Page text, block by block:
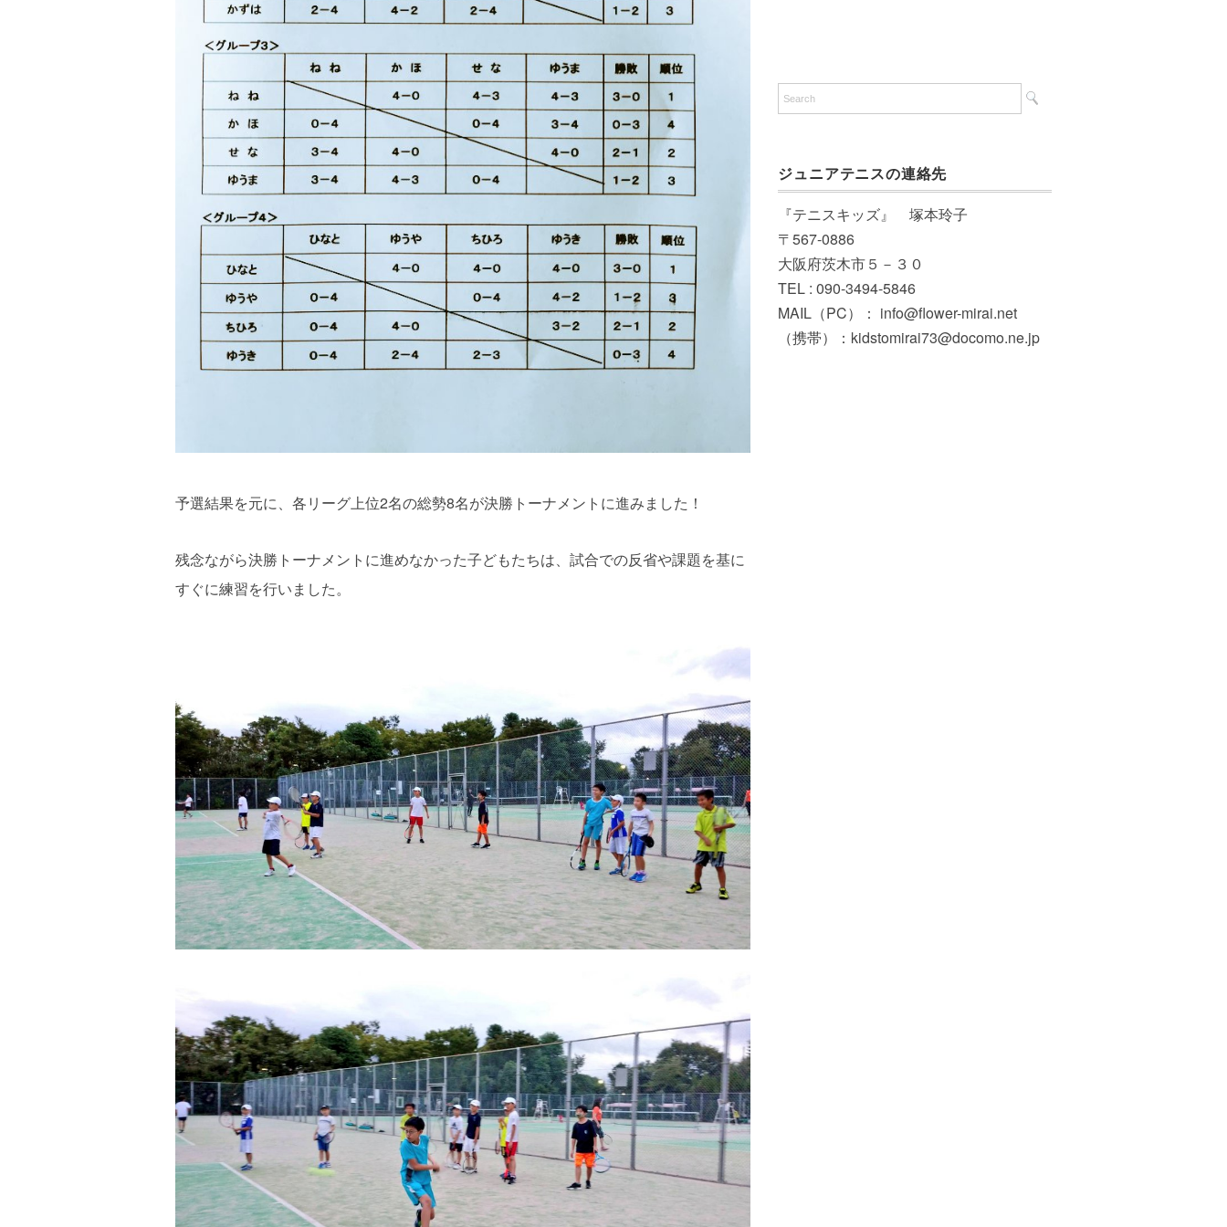
予選結果を元に、各リーグ上位2名の総勢8名が決勝トーナメントに進みました！
残念ながら決勝トーナメントに進めなかった子どもたちは、試合での反省や課題を基に
すぐに練習を行いました。
ジュニアテニスの連絡先
『テニスキッズ』 塚本玲子
〒567-0886
大阪府茨木市５－３０
TEL : 090-3494-5846
MAIL（PC）： info@flower-mirai.net
（携帯）：kidstomirai73@docomo.ne.jp